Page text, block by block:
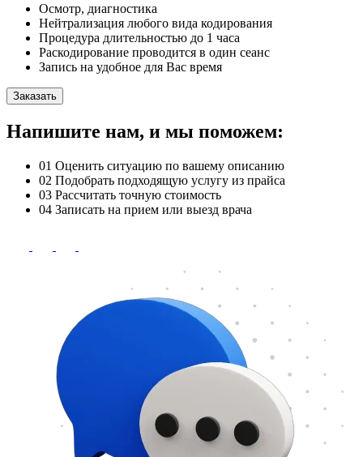
Осмотр, диагностика
Нейтрализация любого вида кодирования
Процедура длительностью до 1 часа
Раскодирование проводится в один сеанс
Запись на удобное для Вас время
Заказать
Напишите нам, и мы поможем:
01 Оценить ситуацию по вашему описанию
02 Подобрать подходящую услугу из прайса
03 Рассчитать точную стоимость
04 Записать на прием или выезд врача